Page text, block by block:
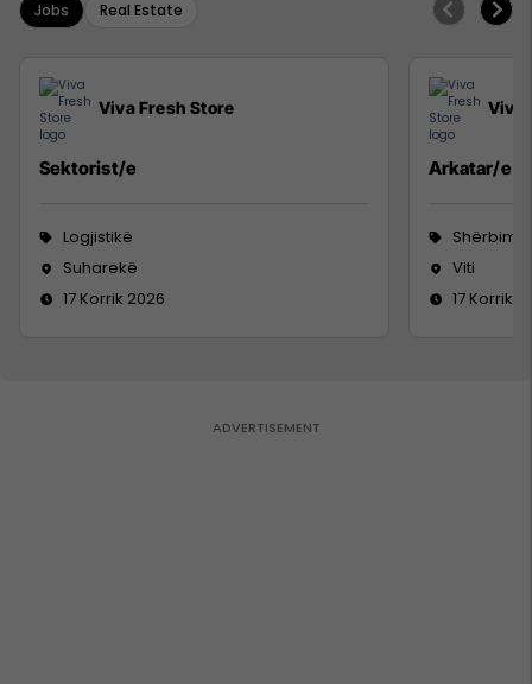
Jobs Real Estate
Viva Fresh Store
Sektorist/e
Logjistikë
Suharekë
17 Korrik 2026
Viva
Arkatar/e
Viti
17 Korrik